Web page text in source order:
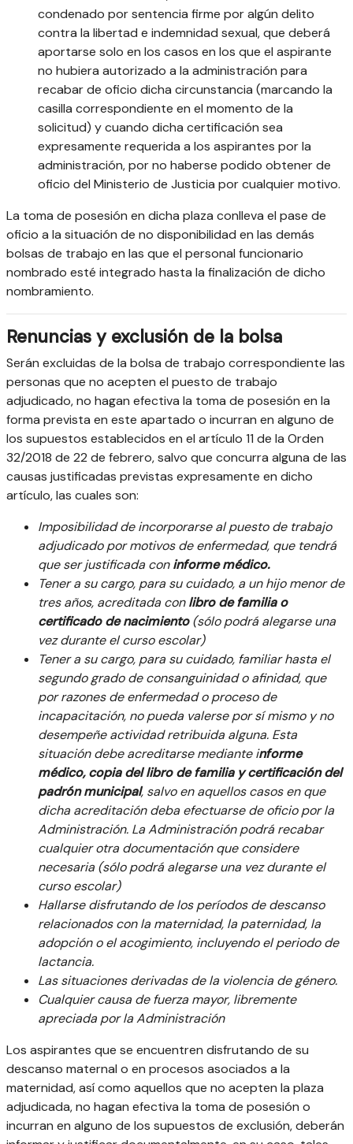
condenado por sentencia firme por algún delito
contra la libertad e indemnidad sexual, que deberá
aportarse solo en los casos en los que el aspirante
no hubiera autorizado a la administración para
recabar de oficio dicha circunstancia (marcando la
casilla correspondiente en el momento de la
solicitud) y cuando dicha certificación sea
expresamente requerida a los aspirantes por la
administración, por no haberse podido obtener de
oficio del Ministerio de Justicia por cualquier motivo.
La toma de posesión en dicha plaza conlleva el pase de
oficio a la situación de no disponibilidad en las demás
bolsas de trabajo en las que el personal funcionario
nombrado esté integrado hasta la finalización de dicho
nombramiento.
Renuncias y exclusión de la bolsa
Serán excluidas de la bolsa de trabajo correspondiente las
personas que no acepten el puesto de trabajo
adjudicado, no hagan efectiva la toma de posesión en la
forma prevista en este apartado o incurran en alguno de
los supuestos establecidos en el artículo 11 de la Orden
32/2018 de 22 de febrero, salvo que concurra alguna de las
causas justificadas previstas expresamente en dicho
artículo, las cuales son:
Imposibilidad de incorporarse al puesto de trabajo
adjudicado por motivos de enfermedad, que tendrá
que ser justificada coninforme médico.
Tener a su cargo, para su cuidado, a un hijo menor de
tres años, acreditada conlibro de familia o
certificado de nacimiento(sólo podrá alegarse una
vez durante el curso escolar)
Tener a su cargo, para su cuidado, familiar hasta el
segundo grado de consanguinidad o afinidad, que
por razones de enfermedad o proceso de
incapacitación, no pueda valerse por sí mismo y no
desempeñe actividad retribuida alguna. Esta
situación debe acreditarse mediante informe
médico, copia del libro de familia y certificación del
padrón municipal, salvo en aquellos casos en que
dicha acreditación deba efectuarse de oficio por la
Administración. La Administración podrá recabar
cualquier otra documentación que considere
necesaria (sólo podrá alegarse una vez durante el
curso escolar)
Hallarse disfrutando de los períodos de descanso
relacionados con la maternidad, la paternidad, la
adopción o el acogimiento, incluyendo el periodo de
lactancia.
Las situaciones derivadas de la violencia de género.
Cualquier causa de fuerza mayor, libremente
apreciada por la Administración
Los aspirantes que se encuentren disfrutando de su
descanso maternal o en procesos asociados a la
maternidad, así como aquellos que no acepten la plaza
adjudicada, no hagan efectiva la toma de posesión o
incurran en alguno de los supuestos de exclusión, deberán